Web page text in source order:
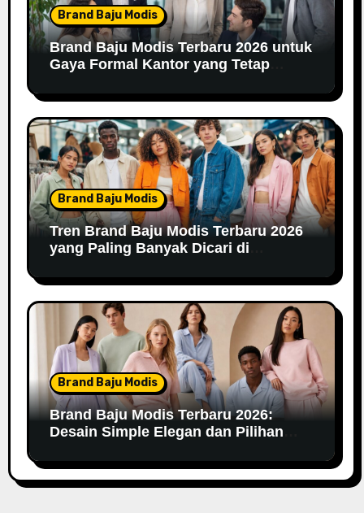
Brand Baju Modis
Brand Baju Modis Terbaru 2026 untuk
Gaya Formal Kantor yang Tetap
Brand Baju Modis
Tren Brand Baju Modis Terbaru 2026
yang Paling Banyak Dicari di
Brand Baju Modis
Brand Baju Modis Terbaru 2026:
Desain Simple Elegan dan Pilihan